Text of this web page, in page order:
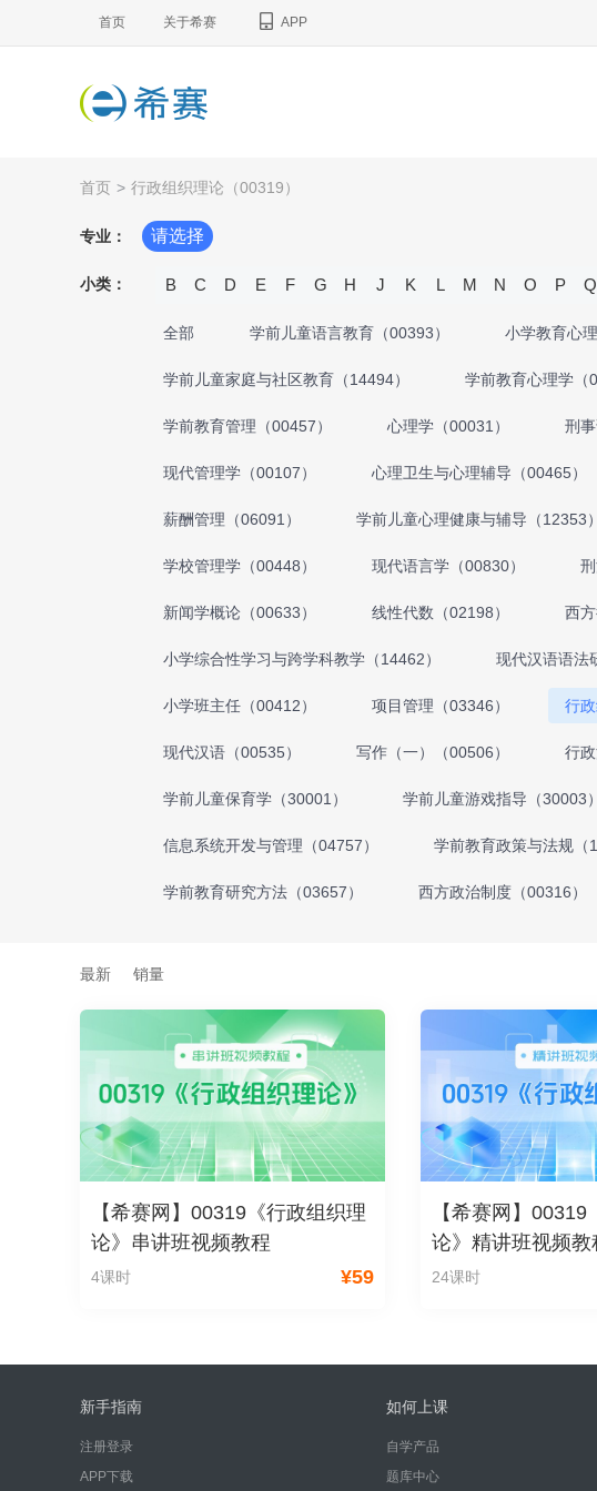
首页 关于希赛 APP
首页 > 行政组织理论（00319）
专业： 请选择
小类： B C D E F G H J K L M N O P Q
全部 学前儿童语言教育（00393） 小学教育心
学前儿童家庭与社区教育（14494） 学前教育心理学（
学前教育管理（00457） 心理学（00031） 刑
现代管理学（00107） 心理卫生与心理辅导（00465）
薪酬管理（06091） 学前儿童心理健康与辅导（12353）
学校管理学（00448） 现代语言学（00830）
新闻学概论（00633） 线性代数（02198） 西
小学综合性学习与跨学科教学（14462） 现代汉语语法
小学班主任（00412） 项目管理（03346） 行
现代汉语（00535） 写作（一）（00506） 行
学前儿童保育学（30001） 学前儿童游戏指导（30003）
信息系统开发与管理（04757） 学前教育政策与法规（
学前教育研究方法（03657） 西方政治制度（00316）
最新 销量
【希赛网】00319《行政组织理
论》串讲班视频教程
4课时 ¥59
【希赛网】
论》精讲班视频教
24课时
新手指南
注册登录
APP下载
如何上课
自学产品
题库中心